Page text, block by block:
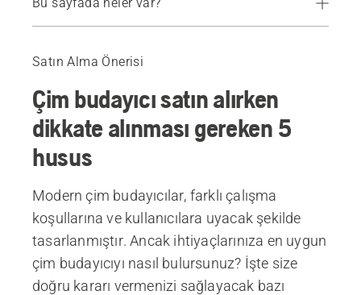
Satın Alma Önerisi
Çim budayıcı satın alırken
dikkate alınması gereken 5
husus
Modern çim budayıcılar, farklı çalışma
koşullarına ve kullanıcılara uyacak şekilde
tasarlanmıştır. Ancak ihtiyaçlarınıza en uygun
çim budayıcıyı nasıl bulursunuz? İşte size
doğru kararı vermenizi sağlayacak bazı